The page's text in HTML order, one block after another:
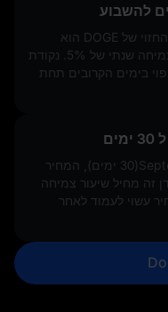
שנתי של 5% . נקודת
בימים הקרובים תחת
במבט 30 יום קדימה ל September 7, 2026(30 ימים), המחיר
זה מחיל שיעור צמיחה
עשוי לעמוד לאחר